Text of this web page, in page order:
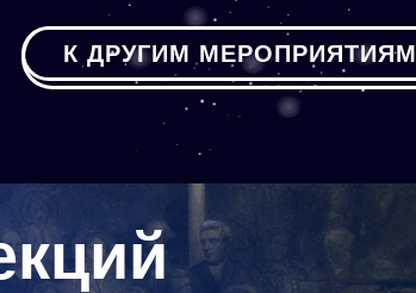
К ДРУГИМ МЕРОПРИЯТИЯМ